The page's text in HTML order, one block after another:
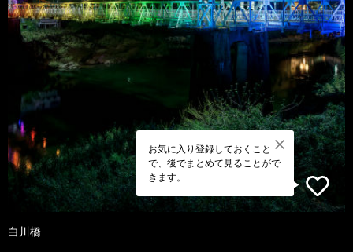
お気に入り登録しておくこと
で、後でまとめて見ることがで
きます。
白川橋